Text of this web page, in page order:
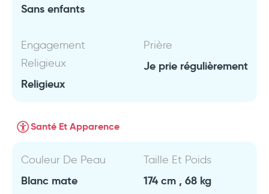
Sans enfants
Engagement
Religieux
Religieux
Prière
Je prie régulièrement
Santé Et Apparence
Couleur De Peau
Blanc mate
Taille Et Poids
174 cm , 68 kg